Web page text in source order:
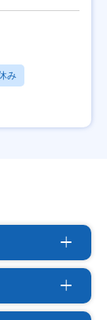
み